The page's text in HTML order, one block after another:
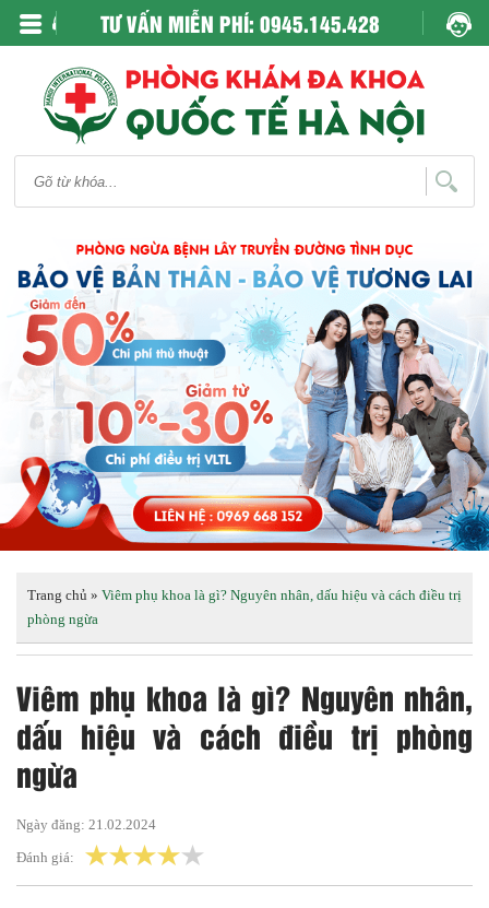
TƯ VẤN MIỄN PHÍ: 0945.145.428
Trang chủ » Viêm phụ khoa là gì? Nguyên nhân, dấu hiệu và cách điều trị
phòng ngừa
Viêm phụ khoa là gì? Nguyên nhân,
dấu hiệu và cách điều trị phòng
ngừa
Ngày đăng: 21.02.2024
Đánh giá: